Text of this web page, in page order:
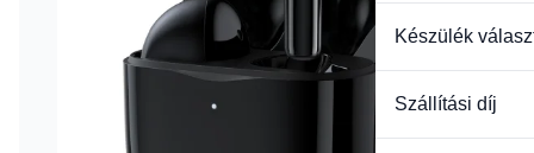
Készülék
Szállítási díj